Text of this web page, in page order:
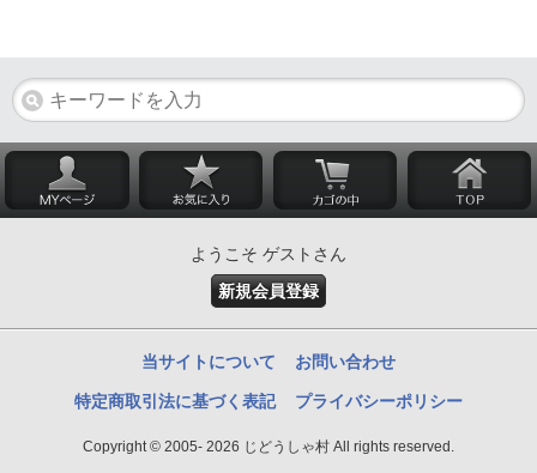
ようこそ ゲストさん
新規会員登録
当サイトについて お問い合わせ
特定商取引法に基づく表記 プライバシーポリシー
Copyright © 2005- 2026 じどうしゃ村 All rights reserved.